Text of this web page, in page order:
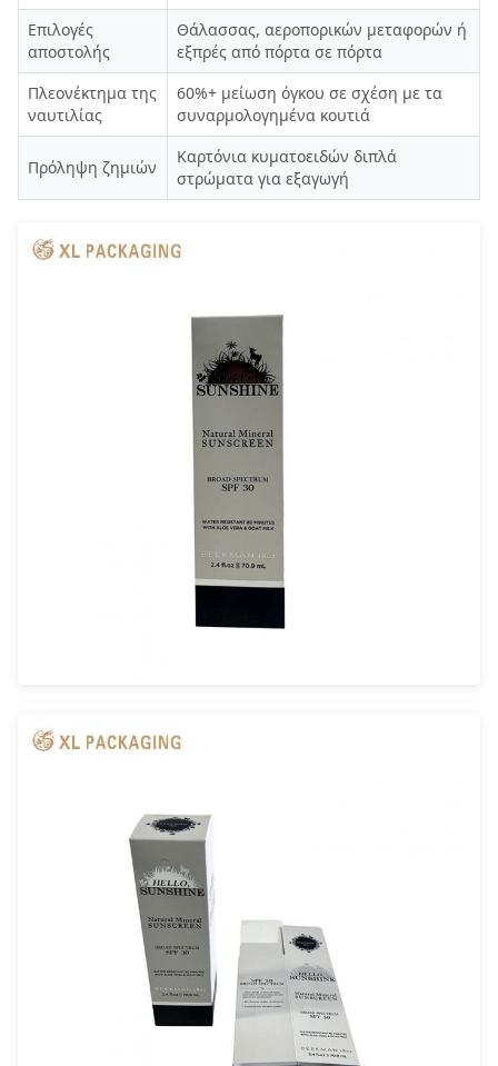
Επιλογές
αποστολής
Θάλασσας, αεροπορικών μεταφορών ή
εξπρές από πόρτα σε πόρτα
Πλεονέκτημα της
ναυτιλίας
60%+ μείωση όγκου σε σχέση με τα
συναρμολογημένα κουτιά
Πρόληψη ζημιών
Καρτόνια κυματοειδών διπλά
στρώματα για εξαγωγή